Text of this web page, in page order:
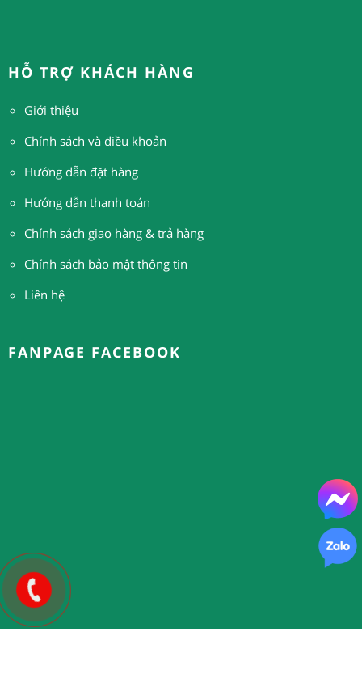
HỖ TRỢ KHÁCH HÀNG
Giới thiệu
Chính sách và điều khoản
Hướng dẫn đặt hàng
Hướng dẫn thanh toán
Chính sách giao hàng & trả hàng
Chính sách bảo mật thông tin
Liên hệ
FANPAGE FACEBOOK